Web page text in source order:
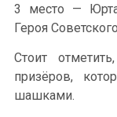
3 место —
Героя
Стоит
призёров,
шашками.